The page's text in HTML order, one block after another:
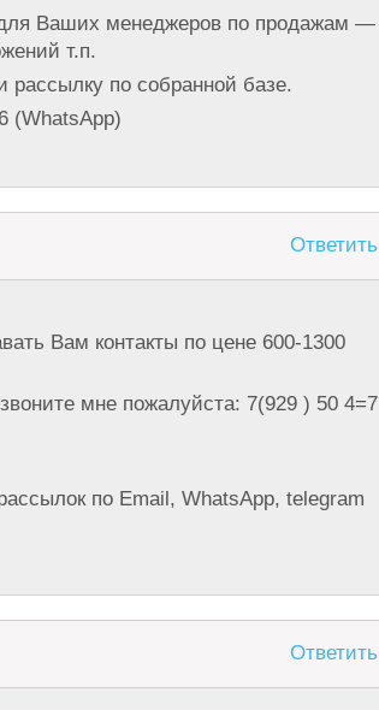
Ваших менеджеров по продажам —
т.п.
рассылку по собранной базе.
(WhatsApp)
Ответить
Вам контакты по цене 600-1300
мне пожалуйста: 7(929 ) 50 4=7
по Email, WhatsApp, telegram
Ответить